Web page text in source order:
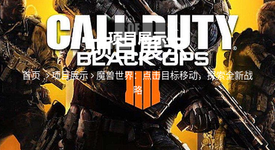
项目展示
首页 项目展示
魔兽世界：点击目标移动，探索全新战
略